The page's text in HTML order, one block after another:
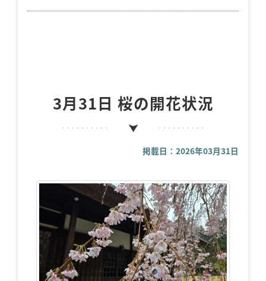
3月31日 桜の開花状況
掲載日：2026年03月31日